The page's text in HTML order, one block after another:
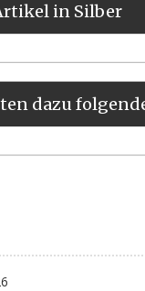
in Silber
dazu